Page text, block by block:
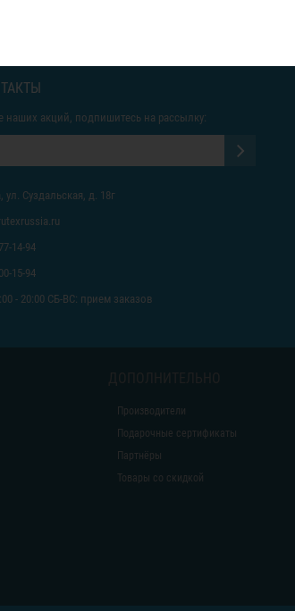
наших акций, подпишитесь на рассылку:
ул. Суздальская, д. 18г
14-94
15-94
- 20:00 СБ-ВС: прием заказов
Производители
Подарочные сертификаты
Партнёры
Товары со скидкой